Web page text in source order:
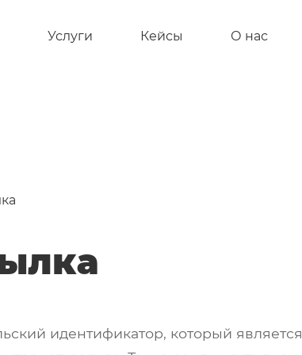
Услуги Кейсы О нас
идентификатор, который является